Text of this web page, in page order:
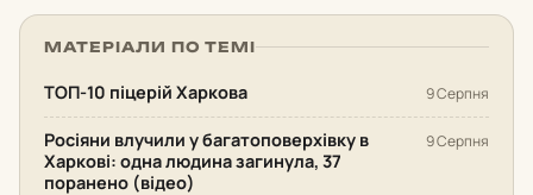
МАТЕРІАЛИ ПО ТЕМІ
ТОП-10 піцерій Харкова 9 Серпня
Росіяни влучили у багатоповерхівку в
Харкові: одна людина загинула, 37
поранено (відео)
9 Серпня